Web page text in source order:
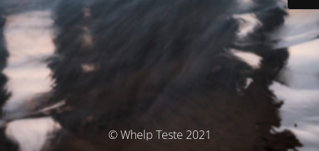
© Whelp Teste 2021